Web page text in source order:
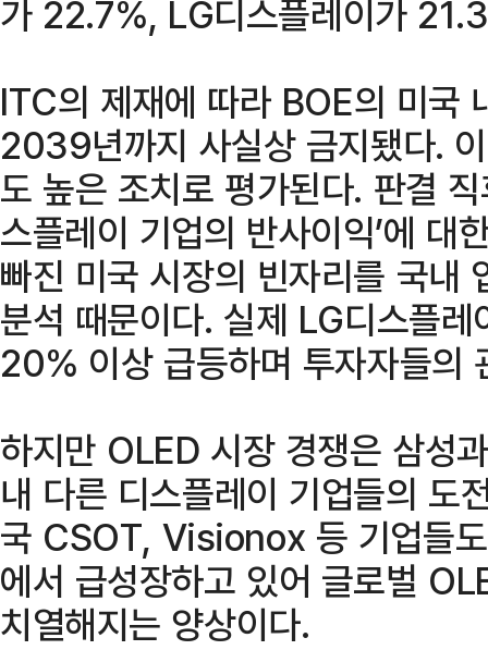
가 22.7%, LG디스플레이가
ITC의 제재에 따라 BOE의 미국
2039년까지 사실상 금지됐다.
도 높은 조치로 평가된다. 판결
스플레이 기업의 반사이익’에 대
빠진 미국 시장의 빈자리를 국내
분석 때문이다. 실제 LG디스플
20% 이상 급등하며 투자자들의
하지만 OLED 시장 경쟁은 삼성
내 다른 디스플레이 기업들의 도
국 CSOT, Visionox 등 기업들
에서 급성장하고 있어 글로벌
치열해지는 양상이다.